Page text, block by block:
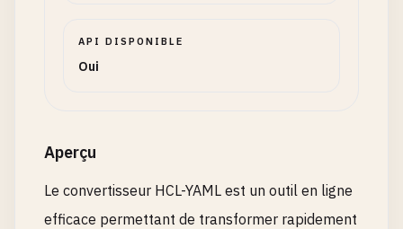
API DISPONIBLE
Oui
Aperçu
Le convertisseur HCL-YAML est un outil en ligne
efficace permettant de transformer rapidement